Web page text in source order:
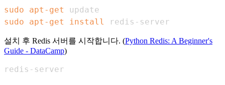
sudo apt-get
sudo
apt-get install redis-server
설치 후 Redis 서버를 시작합니다. (Python Redis: A Beginner's
Guide - DataCamp)
redis-server